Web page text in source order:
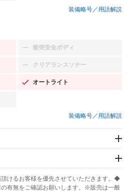
装備略号／用語解説
衝突安全ボディ
：装備なし
クリアランスソナー
：装備なし
オートライト
：装備あり
装備略号／用語解説
頂けるお客様を優先させていただきます。◆
有無をご確認お願いします。※販売は一般